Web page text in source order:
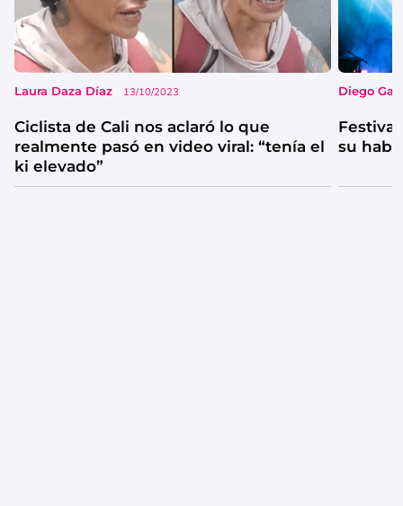
Laura Daza Díaz 13/10/2023
Ciclista de Cali nos aclaró lo que
realmente pasó en video viral: “tenía el
ki elevado”
Diego
su